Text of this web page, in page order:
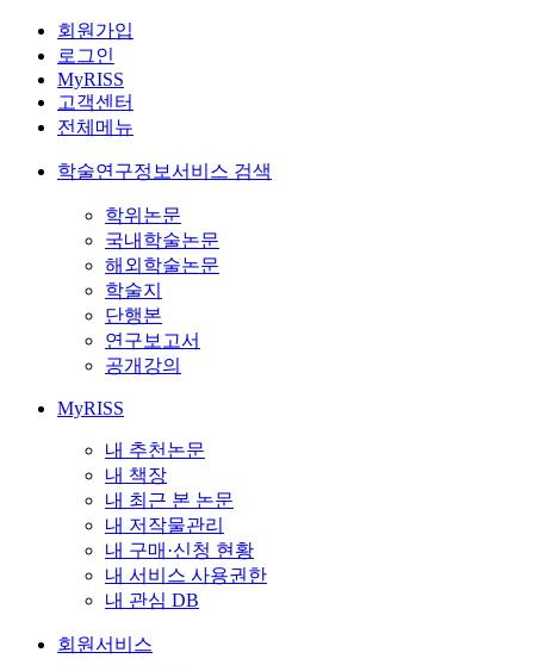
회원가입
로그인
MyRISS
고객센터
전체메뉴
학술연구정보서비스 검색
학위논문
국내학술논문
해외학술논문
학술지
단행본
연구보고서
공개강의
MyRISS
내 추천논문
내 책장
내 최근 본 논문
내 저작물관리
내 구매·신청 현황
내 서비스 사용권한
내 관심 DB
회원서비스